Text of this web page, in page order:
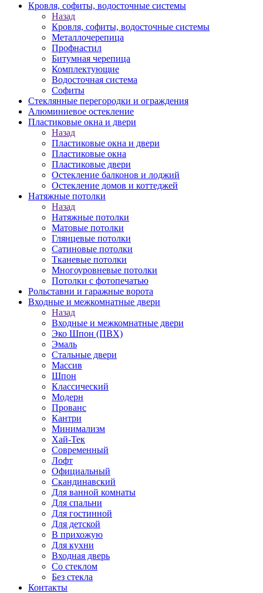
Кровля, софиты, водосточные системы
Назад
Кровля, софиты, водосточные системы
Металлочерепица
Профнастил
Битумная черепица
Комплектующие
Водосточная система
Софиты
Стеклянные перегородки и ограждения
Алюминиевое остекление
Пластиковые окна и двери
Назад
Пластиковые окна и двери
Пластиковые окна
Пластиковые двери
Остекление балконов и лоджий
Остекление домов и коттеджей
Натяжные потолки
Назад
Натяжные потолки
Матовые потолки
Глянцевые потолки
Сатиновые потолки
Тканевые потолки
Многоуровневые потолки
Потолки с фотопечатью
Рольставни и гаражные ворота
Входные и межкомнатные двери
Назад
Входные и межкомнатные двери
Эко Шпон (ПВХ)
Эмаль
Стальные двери
Массив
Шпон
Классический
Модерн
Прованс
Кантри
Минимализм
Хай-Тек
Современный
Лофт
Официальный
Скандинавский
Для ванной комнаты
Для спальни
Для гостинной
Для детской
В прихожую
Для кухни
Входная дверь
Со стеклом
Без стекла
Контакты